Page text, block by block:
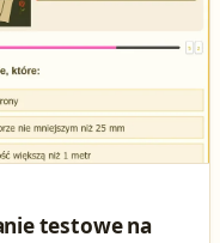
testowe na